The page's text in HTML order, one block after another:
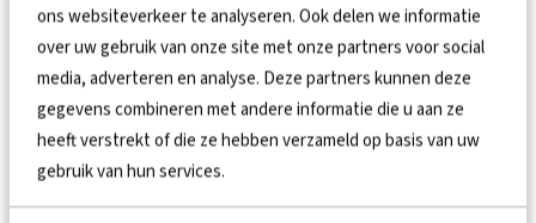
ons websiteverkeer te analyseren. Ook delen we informatie
over uw gebruik van onze site met onze partners voor social
media, adverteren en analyse. Deze partners kunnen deze
gegevens combineren met andere informatie die u aan ze
heeft verstrekt of die ze hebben verzameld op basis van uw
gebruik van hun services.
PRIVACY
Door op verzenden te klikken geeft u aan kennis te hebben
genomen van ons privacy statement en gaat u ermee akkoord dat